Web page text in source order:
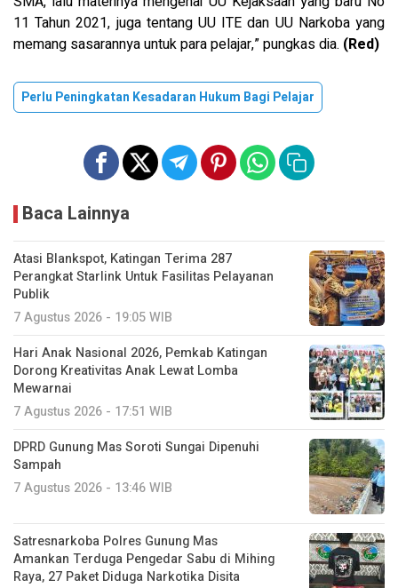
11 Tahun 2021, juga tentang UU ITE dan UU Narkoba yang
memang sasarannya untuk para pelajar,” pungkas dia. (Red)
Perlu Peningkatan Kesadaran Hukum Bagi Pelajar
Baca Lainnya
Atasi Blankspot, Katingan Terima 287
Perangkat Starlink Untuk Fasilitas Pelayanan
Publik
7 Agustus 2026 - 19:05 WIB
Hari Anak Nasional 2026, Pemkab Katingan
Dorong Kreativitas Anak Lewat Lomba
Mewarnai
7 Agustus 2026 - 17:51 WIB
DPRD Gunung Mas Soroti Sungai Dipenuhi
Sampah
7 Agustus 2026 - 13:46 WIB
Satresnarkoba Polres Gunung Mas
Amankan Terduga Pengedar Sabu di Mihing
Raya, 27 Paket Diduga Narkotika Disita